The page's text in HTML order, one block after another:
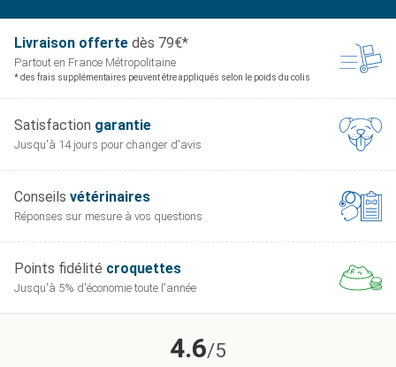
Livraison offerte dès 79€*
Partout en France Métropolitaine
* des frais supplémentaires peuvent être appliqués selon le poids du colis
Satisfaction garantie
Jusqu'à 14 jours pour changer d'avis
Conseils vétérinaires
Réponses sur mesure à vos questions
Points fidélité croquettes
Jusqu'à 5% d'économie toute l'année
4.6/5